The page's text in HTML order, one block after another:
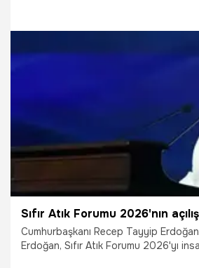
binlerce kişilik temiz yemek atıkları
Belirli periyotlarla toplanacak olan bu
sokak hayvanlarının düzenli
Proje, hem devasa boyuttaki gıda
hem de can dostlarına sıcak bir el
Cumhurbaşkanı Recep Tayyip
Erdoğan, Sıfır Atık Forumu 2026'yı